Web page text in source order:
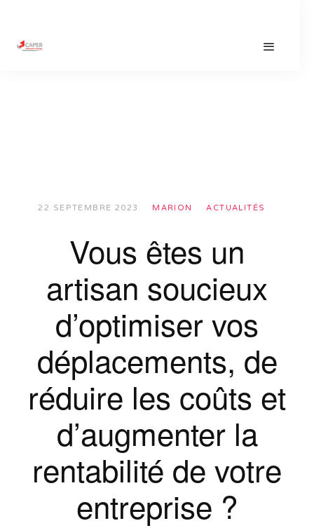
22 SEPTEMBRE 2023 MARION ACTUALITÉS
Vous êtes un
artisan soucieux
d’optimiser vos
déplacements, de
réduire les coûts et
d’augmenter la
rentabilité de votre
entreprise ?